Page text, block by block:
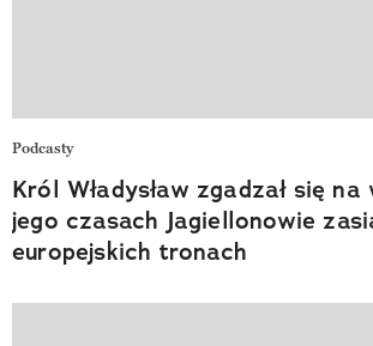
Podcasty
Król Władysław zgadzał się
jego czasach Jagiellonowie
europejskich tronach